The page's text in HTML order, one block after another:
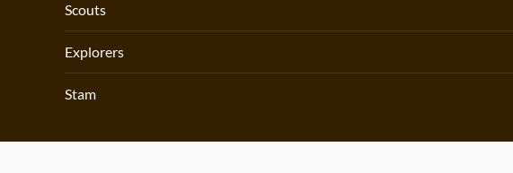
Scouts
Explorers
Stam